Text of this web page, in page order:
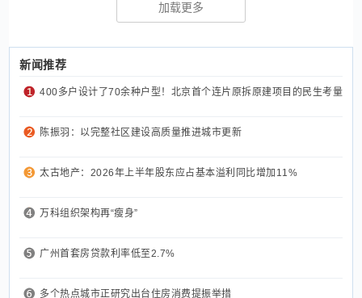
加载更多
新闻推荐
400多户设计了70余种户型！北京首个连片原拆原建项目的民生考量
陈振羽：以完整社区建设高质量推进城市更新
太古地产：2026年上半年股东应占基本溢利同比增加11%
万科组织架构再“瘦身”
广州首套房贷款利率低至2.7%
多个热点城市正研究出台住房消费提振举措